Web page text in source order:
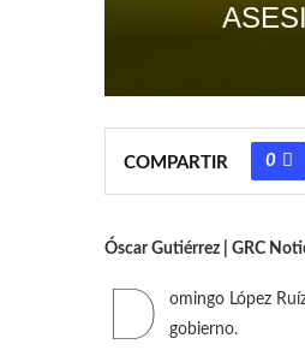
COMPARTIR 0
Óscar Gutiérrez | GRC
D
omingo López
gobierno.